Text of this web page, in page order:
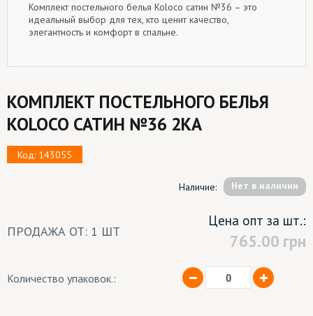
Комплект постельного белья Koloco сатин №36 – это
идеальный выбор для тех, кто ценит качество,
элегантность и комфорт в спальне.
КОМПЛЕКТ ПОСТЕЛЬНОГО БЕЛЬЯ
KOLOCO САТИН №36 2КА
Код: 143055
Наличие: Hет в наличии
ПРОДАЖА ОТ: 1 ШТ
Цена опт за шт.:
765.00 грн
Количество упаковок.: